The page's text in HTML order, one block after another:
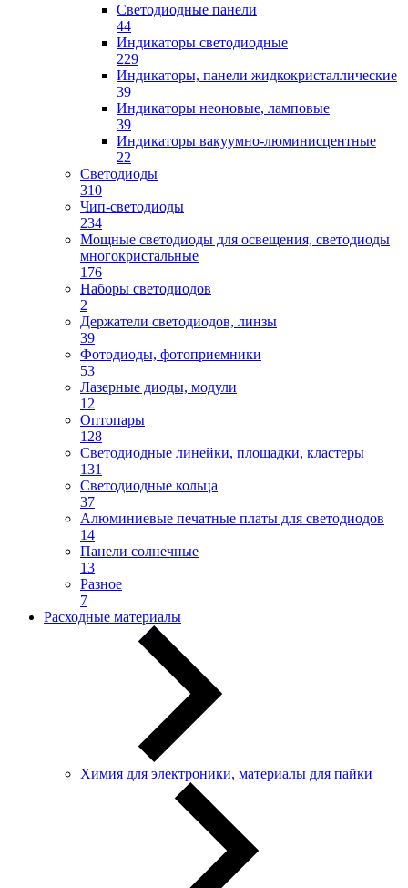
Светодиодные панели
44
Индикаторы светодиодные
229
Индикаторы, панели жидкокристаллические
39
Индикаторы неоновые, ламповые
39
Индикаторы вакуумно-люминисцентные
22
Светодиоды
310
Чип-светодиоды
234
Мощные светодиоды для освещения, светодиоды
многокристальные
176
Наборы светодиодов
2
Держатели светодиодов, линзы
39
Фотодиоды, фотоприемники
53
Лазерные диоды, модули
12
Оптопары
128
Светодиодные линейки, площадки, кластеры
131
Светодиодные кольца
37
Алюминиевые печатные платы для светодиодов
14
Панели солнечные
13
Разное
7
Расходные материалы
Химия для электроники, материалы для пайки